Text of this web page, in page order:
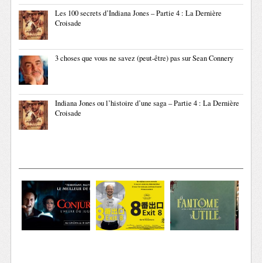
Les 100 secrets d’Indiana Jones – Partie 4 : La Dernière
Croisade
3 choses que vous ne savez (peut-être) pas sur Sean Connery
Indiana Jones ou l’histoire d’une saga – Partie 4 : La Dernière
Croisade